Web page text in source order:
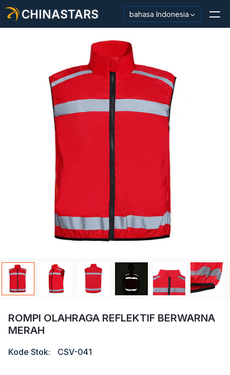
CHINASTARS bahasa Indonesia
Bahan Reflektif/Pita
Kain Reflektif Mode
Pakaian Keamanan
Bahan Menyala Dalam Gelap
Pemangkasan Pencucian Industri
Tentang CHINASTARS
Produk baru
Video
ROMPI OLAHRAGA REFLEKTIF BERWARNA
MERAH
Kode Stok: CSV-041